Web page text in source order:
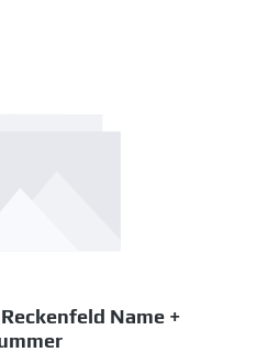
Name +